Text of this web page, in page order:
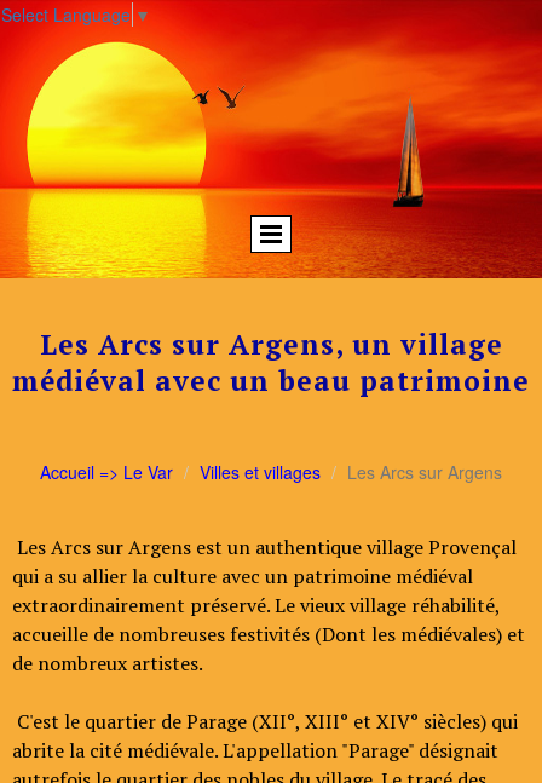
Select Language ▼
Les Arcs sur Argens, un village
médiéval avec un beau patrimoine
Accueil => Le Var Villes et villages Les Arcs sur Argens
Les Arcs sur Argens est un authentique village Provençal
qui a su allier la culture avec un patrimoine médiéval
extraordinairement préservé. Le vieux village réhabilité,
accueille de nombreuses festivités (Dont les médiévales) et
de nombreux artistes.
C'est le quartier de Parage (XII°, XIII° et XIV° siècles) qui
abrite la cité médiévale. L'appellation "Parage" désignait